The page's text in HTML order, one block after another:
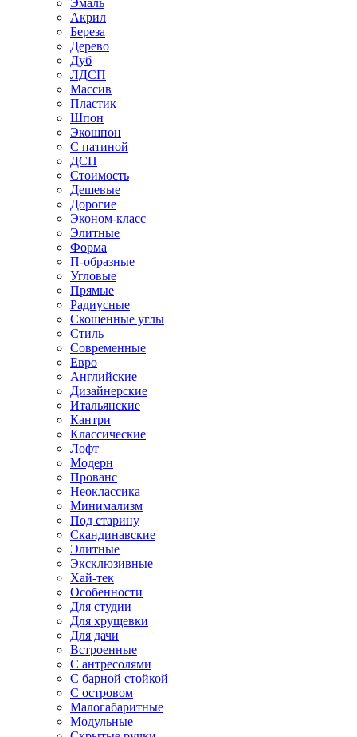
Эмаль
Акрил
Береза
Дерево
Дуб
ЛДСП
Массив
Пластик
Шпон
Экошпон
С патиной
ДСП
Стоимость
Дешевые
Дорогие
Эконом-класс
Элитные
Форма
П-образные
Угловые
Прямые
Радиусные
Скошенные углы
Стиль
Современные
Евро
Английские
Дизайнерские
Итальянские
Кантри
Классические
Лофт
Модерн
Прованс
Неоклассика
Минимализм
Под старину
Скандинавские
Элитные
Эксклюзивные
Хай-тек
Особенности
Для студии
Для хрущевки
Для дачи
Встроенные
С антресолями
С барной стойкой
С островом
Малогабаритные
Модульные